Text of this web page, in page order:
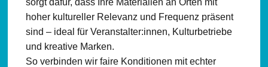
hoher kultureller Relevanz und Frequenz präsent
sind – ideal für Veranstalter:innen, Kulturbetriebe
und kreative Marken.
So verbinden wir faire Konditionen mit echter